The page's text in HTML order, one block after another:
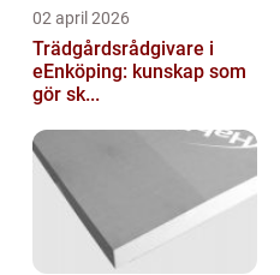
02 april 2026
Trädgårdsrådgivare i
eEnköping: kunskap som
gör sk...